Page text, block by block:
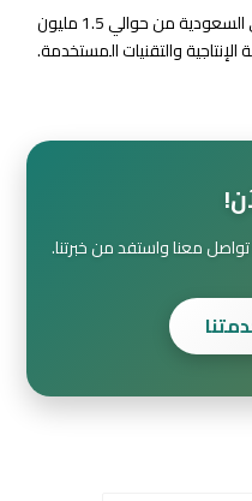
تبدأ تكلفة إنشاء مصنع مياه معدنية في السعودية من حوالي 1.5 مليون
معنا واستفد من خبرتنا.